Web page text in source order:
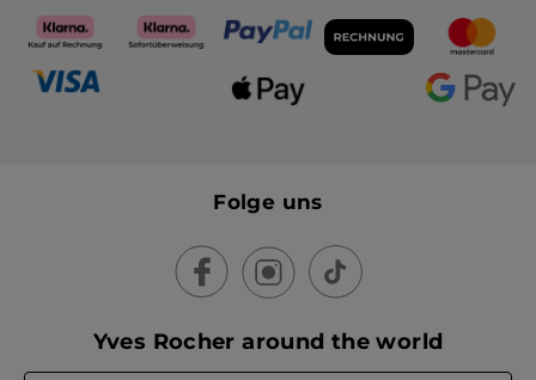
Folge uns
Yves Rocher around the world